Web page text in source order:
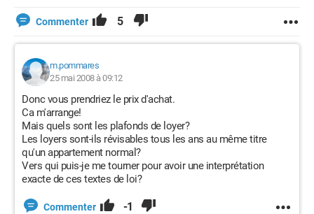
Commenter 5
m.pommares
25 mai 2008 à 09:12
Donc vous prendriez le prix d'achat.
Ca m'arrange!
Mais quels sont les plafonds de loyer?
Les loyers sont-ils révisables tous les ans au même titre
qu'un appartement normal?
Vers qui puis-je me tourner pour avoir une interprétation
exacte de ces textes de loi?
Commenter -1